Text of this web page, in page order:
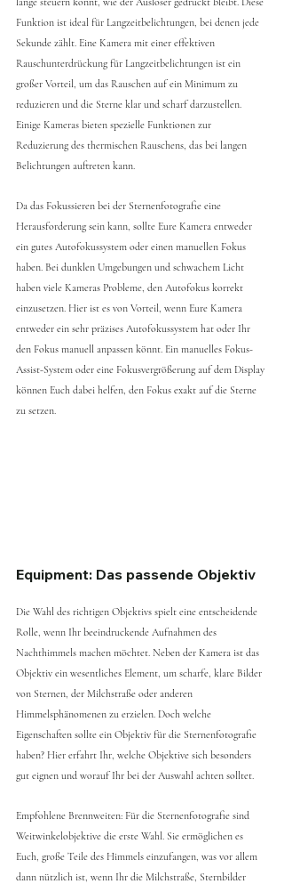
Funktion ist ideal für Langzeitbelichtungen, bei denen jede
Sekunde zählt. Eine Kamera mit einer effektiven
Rauschunterdrückung für Langzeitbelichtungen ist ein
großer Vorteil, um das Rauschen auf ein Minimum zu
reduzieren und die Sterne klar und scharf darzustellen.
Einige Kameras bieten spezielle Funktionen zur
Reduzierung des thermischen Rauschens, das bei langen
Belichtungen auftreten kann.
Da das Fokussieren bei der Sternenfotografie eine
Herausforderung sein kann, sollte Eure Kamera entweder
ein gutes Autofokussystem oder einen manuellen Fokus
haben. Bei dunklen Umgebungen und schwachem Licht
haben viele Kameras Probleme, den Autofokus korrekt
einzusetzen. Hier ist es von Vorteil, wenn Eure Kamera
entweder ein sehr präzises Autofokussystem hat oder Ihr
den Fokus manuell anpassen könnt. Ein manuelles Fokus-
Assist-System oder eine Fokusvergrößerung auf dem Display
können Euch dabei helfen, den Fokus exakt auf die Sterne
zu setzen.
Equipment: Das passende Objektiv
Die Wahl des richtigen Objektivs spielt eine entscheidende
Rolle, wenn Ihr beeindruckende Aufnahmen des
Nachthimmels machen möchtet. Neben der Kamera ist das
Objektiv ein wesentliches Element, um scharfe, klare Bilder
von Sternen, der Milchstraße oder anderen
Himmelsphänomenen zu erzielen. Doch welche
Eigenschaften sollte ein Objektiv für die Sternenfotografie
haben? Hier erfahrt Ihr, welche Objektive sich besonders
gut eignen und worauf Ihr bei der Auswahl achten solltet.
Empfohlene Brennweiten: Für die Sternenfotografie sind
Weitwinkelobjektive die erste Wahl. Sie ermöglichen es
Euch, große Teile des Himmels einzufangen, was vor allem
dann nützlich ist, wenn Ihr die Milchstraße, Sternbilder